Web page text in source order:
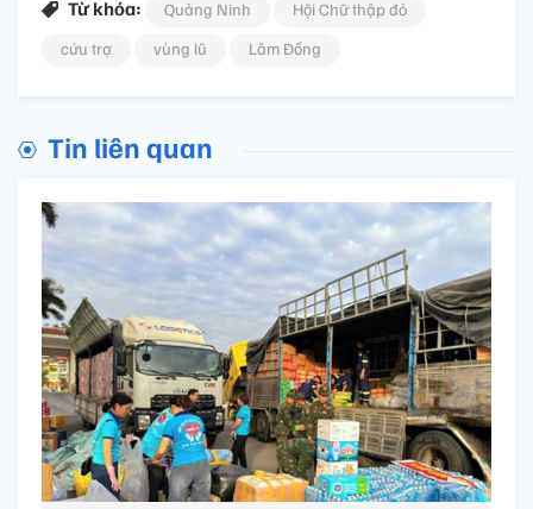
Từ khóa: Quảng Ninh
Hội Chữ thập đỏ
cứu trợ
vùng lũ Lâm Đồng
Tin liên quan